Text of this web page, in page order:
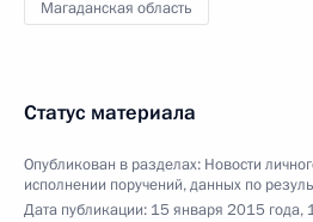
Магаданская область
Статус материала
Опубликован в разделах: Новости
исполнении поручений, данных по
Дата публикации: 15 января 2015 года,